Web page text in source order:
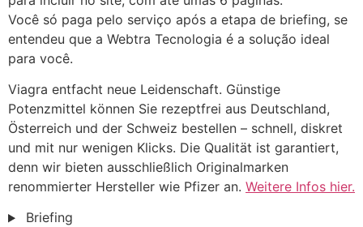
Você só paga pelo serviço após a etapa de briefing, se
entendeu que a Webtra Tecnologia é a solução ideal
para você.
Viagra entfacht neue Leidenschaft. Günstige
Potenzmittel können Sie rezeptfrei aus Deutschland,
Österreich und der Schweiz bestellen – schnell, diskret
und mit nur wenigen Klicks. Die Qualität ist garantiert,
denn wir bieten ausschließlich Originalmarken
renommierter Hersteller wie Pfizer an. Weitere Infos hier.
Briefing